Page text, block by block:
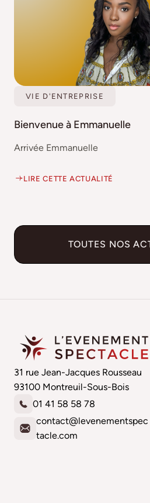
VIE D'ENTREPRISE
Bienvenue à Emmanuelle
Arrivée Emmanuelle
LIRE CETTE ACTUALITÉ
TOUTES NOS
31 rue Jean-Jacques Rousseau
93100 Montreuil-Sous-Bois
01 41 58 58 78
contact@levenementspec
tacle.com